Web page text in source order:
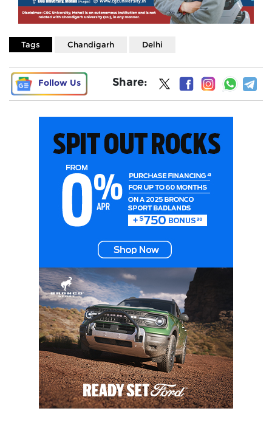
Tags Chandigarh Delhi
Follow Us Share: